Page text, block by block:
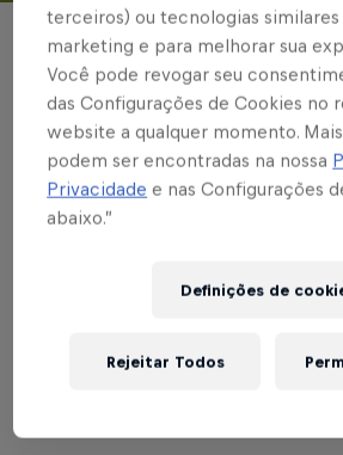
BRASILEIRÃO
Red Bull
superado pelo
Internacional,
3 min de leitura
Published on 31.01.2021 ·
terceiros) ou tecnologias similares
marketing e para melhorar sua
Você pode revogar seu
das Configurações de Cookies no
website a qualquer momento.
podem ser encontradas na nossa
Privacidade e nas Configurações
abaixo.”
Definições de
Rejeitar Todos